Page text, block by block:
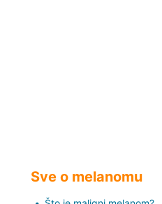
Sve o melanomu